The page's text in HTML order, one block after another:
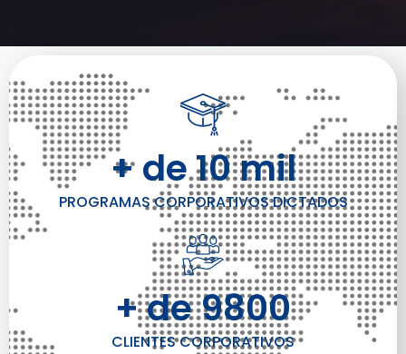
+ de 10 mil
PROGRAMAS CORPORATIVOS DICTADOS
+ de 9800
CLIENTES CORPORATIVOS